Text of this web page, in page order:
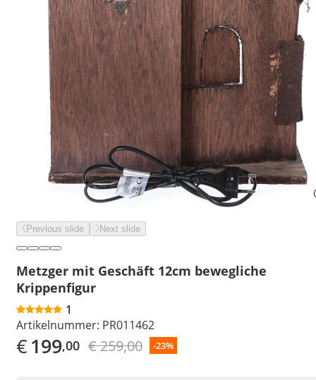
Previous slide Next slide
Metzger mit Geschäft 12cm bewegliche
Krippenfigur
1
Artikelnummer: PR011462
€199,00 € 259,00 -23%